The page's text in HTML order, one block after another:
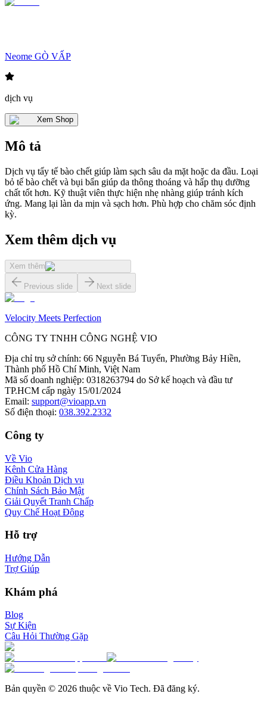
Neome GÒ VẤP
dịch vụ
Xem Shop
Mô tả
Dịch vụ tẩy tế bào chết giúp làm sạch sâu da mặt hoặc da đầu. Loại
bỏ tế bào chết và bụi bẩn giúp da thông thoáng và hấp thụ dưỡng
chất tốt hơn. Kỹ thuật viên thực hiện nhẹ nhàng giúp tránh kích
ứng. Mang lại làn da mịn và sạch hơn. Phù hợp cho chăm sóc định
kỳ.
Xem thêm dịch vụ
Xem thêm
Previous slide Next slide
Velocity Meets Perfection
CÔNG TY TNHH CÔNG NGHỆ VIO
Địa chỉ trụ sở chính: 66 Nguyễn Bá Tuyển, Phường Bảy Hiền,
Thành phố Hồ Chí Minh, Việt Nam
Mã số doanh nghiệp: 0318263794 do Sở kế hoạch và đầu tư
TP.HCM cấp ngày 15/01/2024
Email: support@vioapp.vn
Số điện thoại: 038.392.2332
Công ty
Về Vio
Kênh Cửa Hàng
Điều Khoản Dịch vụ
Chính Sách Bảo Mật
Giải Quyết Tranh Chấp
Quy Chế Hoạt Động
Hỗ trợ
Hướng Dẫn
Trợ Giúp
Khám phá
Blog
Sự Kiện
Câu Hỏi Thường Gặp
Bản quyền © 2026 thuộc về Vio Tech. Đã đăng ký.